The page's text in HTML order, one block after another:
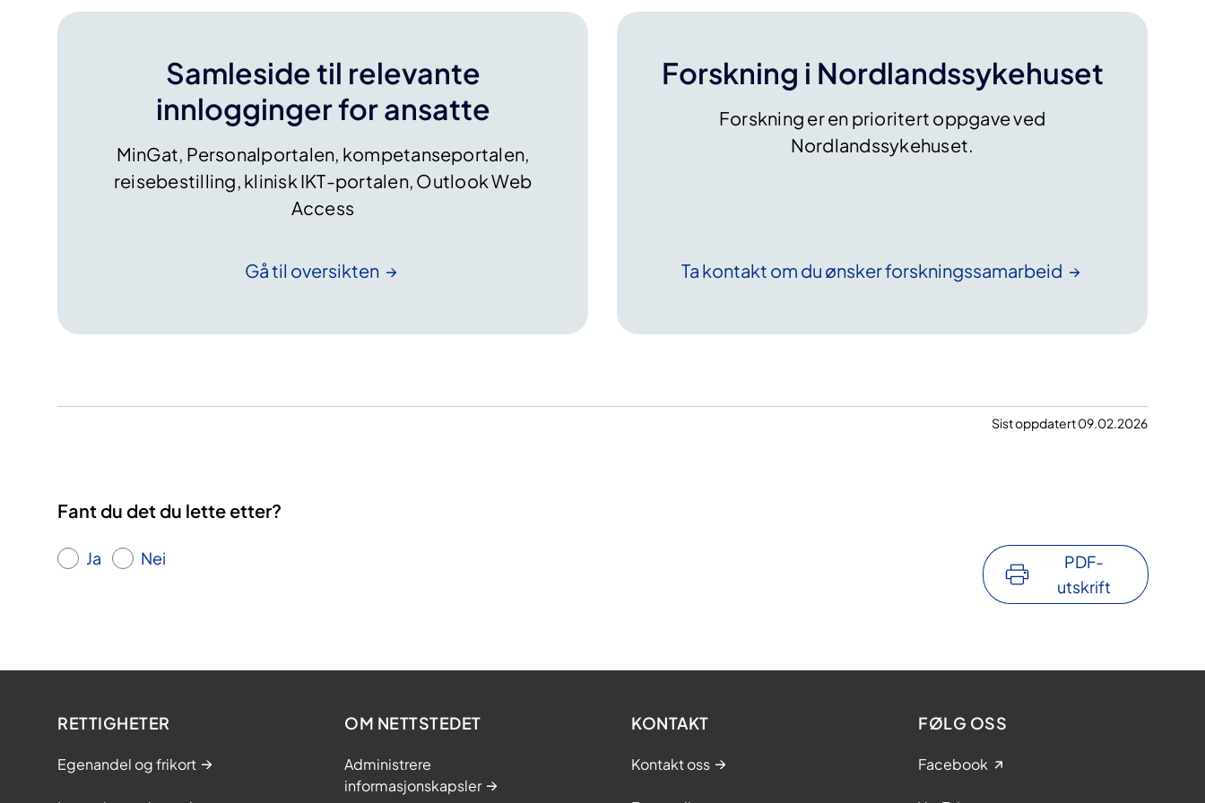
Samleside til relevante
innlogginger for ansatte
MinGat, Personalportalen, kompetanseportalen,
reisebestilling, klinisk IKT-portalen​​, Outlook Web
Access
Gå til oversikten
Forskning i Nordlandssykehuset
Forskning er en prioritert oppgave ved
Nordlandssykehuset.
Ta kontakt om du ønskerforskningssamarbeid
Sist oppdatert 09.02.2026
Fant du det du lette etter?
Ja Nei
PDF-
utskrift
RETTIGHETER
Egenandel og frikort
OM NETTSTEDET
Administrere
informasjonskapsler
KONTAKT
Kontakt oss
FØLG OSS
Facebook